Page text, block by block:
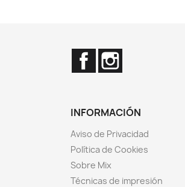
Facebook
INFORMACIÓN
Aviso de Privacidad
Política de Cookies
Sobre Mix
Técnicas de impresión